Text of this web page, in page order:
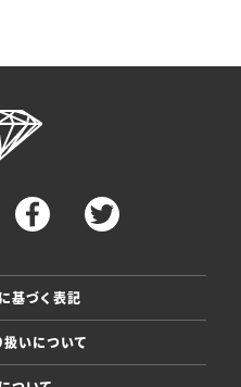
基づく表記
いについて